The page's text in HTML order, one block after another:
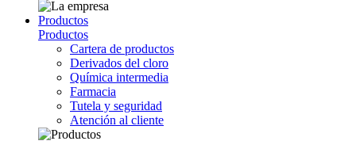
Productos
Productos
Cartera de productos
Derivados del cloro
Química intermedia
Farmacia
Tutela y seguridad
Atención al cliente